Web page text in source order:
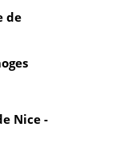
de
Nice -